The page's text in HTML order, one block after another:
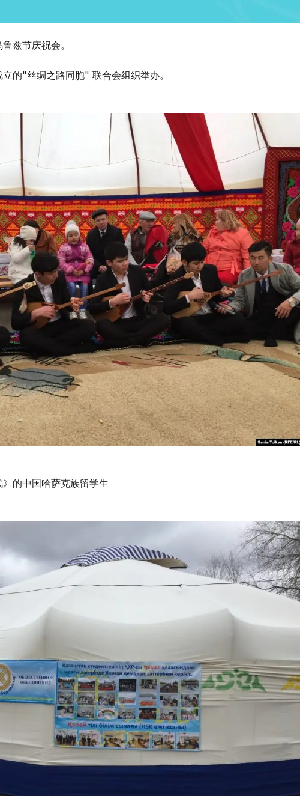
兹节庆祝会。
的"丝绸之路同胞" 联合会组织举办。
的中国哈萨克族留学生